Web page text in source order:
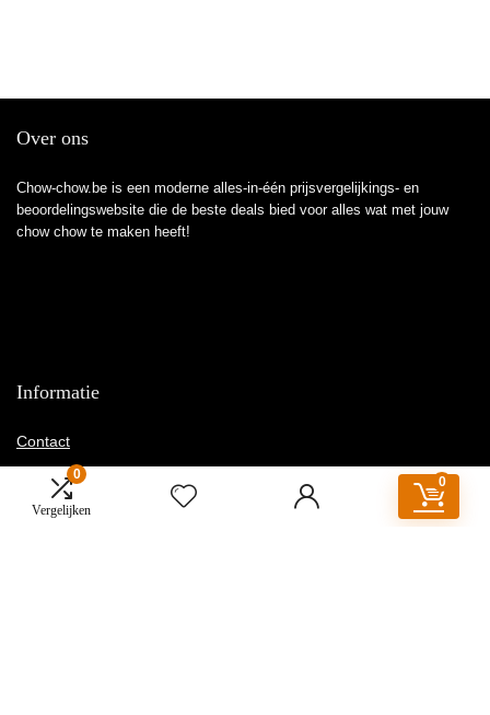
0
Vergelijken
0
Over ons
Chow-chow.be is een moderne alles-in-één prijsvergelijkings- en
beoordelingswebsite die de beste deals bied voor alles wat met jouw
chow chow te maken heeft!
Informatie
Contact
Klantenservice
Over ons